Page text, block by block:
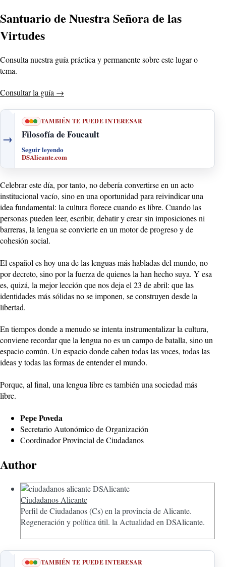
Santuario de Nuestra Señora de las
Virtudes
Consulta nuestra guía práctica y permanente sobre este lugar o
tema.
Consultar la guía →
→
TAMBIÉN TE PUEDE INTERESAR
Filosofía de Foucault
Seguir leyendo
DSAlicante.com
Celebrar este día, por tanto, no debería convertirse en un acto
institucional vacío, sino en una oportunidad para reivindicar una
idea fundamental: la cultura florece cuando es libre. Cuando las
personas pueden leer, escribir, debatir y crear sin imposiciones ni
barreras, la lengua se convierte en un motor de progreso y de
cohesión social.
El español es hoy una de las lenguas más habladas del mundo, no
por decreto, sino por la fuerza de quienes la han hecho suya. Y esa
es, quizá, la mejor lección que nos deja el 23 de abril: que las
identidades más sólidas no se imponen, se construyen desde la
libertad.
En tiempos donde a menudo se intenta instrumentalizar la cultura,
conviene recordar que la lengua no es un campo de batalla, sino un
espacio común. Un espacio donde caben todas las voces, todas las
ideas y todas las formas de entender el mundo.
Porque, al final, una lengua libre es también una sociedad más
libre.
Pepe Poveda
Secretario Autonómico de Organización
Coordinador Provincial de Ciudadanos
Author
Ciudadanos Alicante
Perfil de Ciudadanos (Cs) en la provincia de Alicante.
Regeneración y política útil. la Actualidad en DSAlicante.
TAMBIÉN TE PUEDE INTERESAR